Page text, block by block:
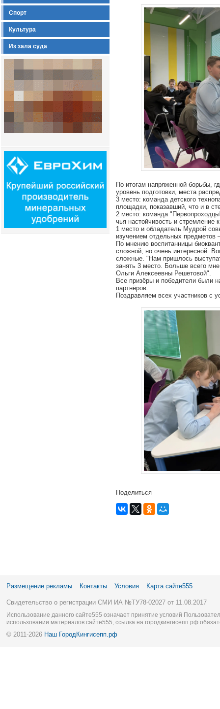
Спорт
Культура
Из зала суда
По итогам напряженной борьбы,
уровень подготовки, места
3 место: команда детского
площадки, показавший, что и в
2 место: команда
чья настойчивость и стремление
1 место и обладатель Мудрой
изучением отдельных предметов
По мнению воспитанницы
сложной, но очень интересной.
сложные. "Нам пришлось
занять 3 место. Больше всего
Ольги Алексеевны Решетовой".
Все призёры и победители были
партнёров.
Поздравляем всех участников с
Поделиться
Размещение рекламы Контакты Условия Карта сайте555
Свидетельство о регистрации СМИ ИА №ТУ78-02027 от 11.08.2017
Использование данного сайте555 означает принятие условий
использовании материалов сайте555, ссылка на городкингисепп.рф
© 2011-2026 Наш ГородКингисепп.рф